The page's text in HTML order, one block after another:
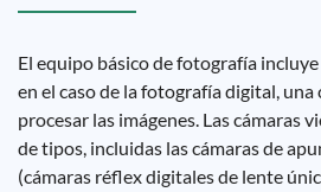
El equipo básico de fotografía
en el caso de la fotografía digital,
procesar las imágenes. Las cámaras
de tipos, incluidas las cámaras de
(cámaras réflex digitales de lente